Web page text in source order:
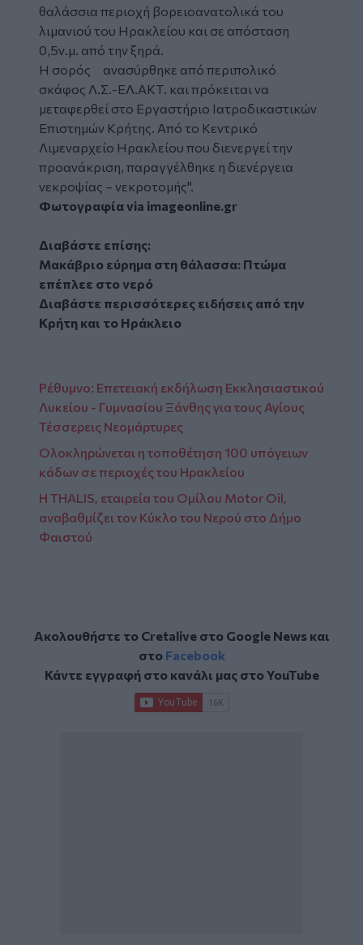
θαλάσσια περιοχή βορειοανατολικά του
λιμανιού του Ηρακλείου και σε απόσταση
0,5ν.μ. από την ξηρά.
Η σορός ανασύρθηκε από περιπολικό
σκάφος Λ.Σ.-ΕΛ.ΑΚΤ. και πρόκειται να
μεταφερθεί στο Εργαστήριο Ιατροδικαστικών
Επιστημών Κρήτης. Από το Κεντρικό
Λιμεναρχείο Ηρακλείου που διενεργεί την
προανάκριση, παραγγέλθηκε η διενέργεια
νεκροψίας – νεκροτομής".
Φωτογραφία via imageonline.gr
Διαβάστε επίσης:
Μακάβριο εύρημα στη θάλασσα: Πτώμα
επέπλεε στο νερό
Διαβάστε περισσότερες ειδήσεις από την
Κρήτη και το Ηράκλειο
Ρέθυμνο: Επετειακή εκδήλωση Εκκλησιαστικού
Λυκείου - Γυμνασίου Ξάνθης για τους Αγίους
Τέσσερεις Νεομάρτυρες
Ολοκληρώνεται η τοποθέτηση 100 υπόγειων
κάδων σε περιοχές του Ηρακλείου
Η THALIS, εταιρεία του Ομίλου Motor Oil,
αναβαθμίζει τον Κύκλο του Νερού στο Δήμο
Φαιστού
Ακολουθήστε το Cretalive στο Google Newsκαι
στο Facebook
Κάντε εγγραφή στο κανάλι μας στοYouTube